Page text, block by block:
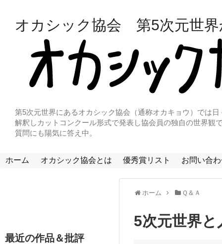
オカシック協会 第5次元世
第5次元世界にあるオカシック協会（通称オカキョウ）では
解釈しカットコンクール形式で発表し協会員の独自の世界観
質問にも陽気に答え中。
ホーム オカシック協会とは 優秀賞リスト お問い合
最近の作品＆批評
ホーム Ｑ＆Ａ
5次元世界